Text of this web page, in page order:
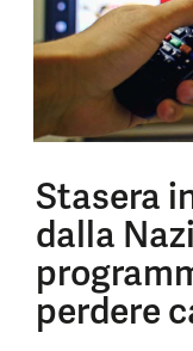
Stasera
dalla
perdere